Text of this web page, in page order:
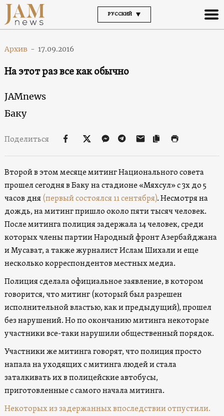
РУССКИЙ
Архив - 17.09.2016
На этот раз все как обычно
JAMnews
Баку
Поделиться
Второй в этом месяце митинг Национального совета
прошел сегодня в Баку на стадионе «Мяхсул» с 3х до 5
часов дня (первый состоялся 11 сентября). Несмотря на
дождь, на митинг пришло около пяти тысяч человек.
После митинга полиция задержала 14 человек, среди
которых члены партии Народный фронт Азербайджана
и Мусават, а также журналист Ислам Шихали и еще
несколько корреспондентов местных медиа.
Полиция сделала официальное заявление, в котором
говорится, что митинг (который был разрешен
исполнительной властью, как и предыдущий), прошел
без нарушений. Но по окончанию митинга некоторые
участники все-таки нарушили общественный порядок.
Участники же митинга говорят, что полиция просто
напала на уходящих с митинга людей и стала
заталкивать их в полицейские автобусы,
приготовленные с самого начала митинга.
Некоторых из задержанных впоследствии отпустили.